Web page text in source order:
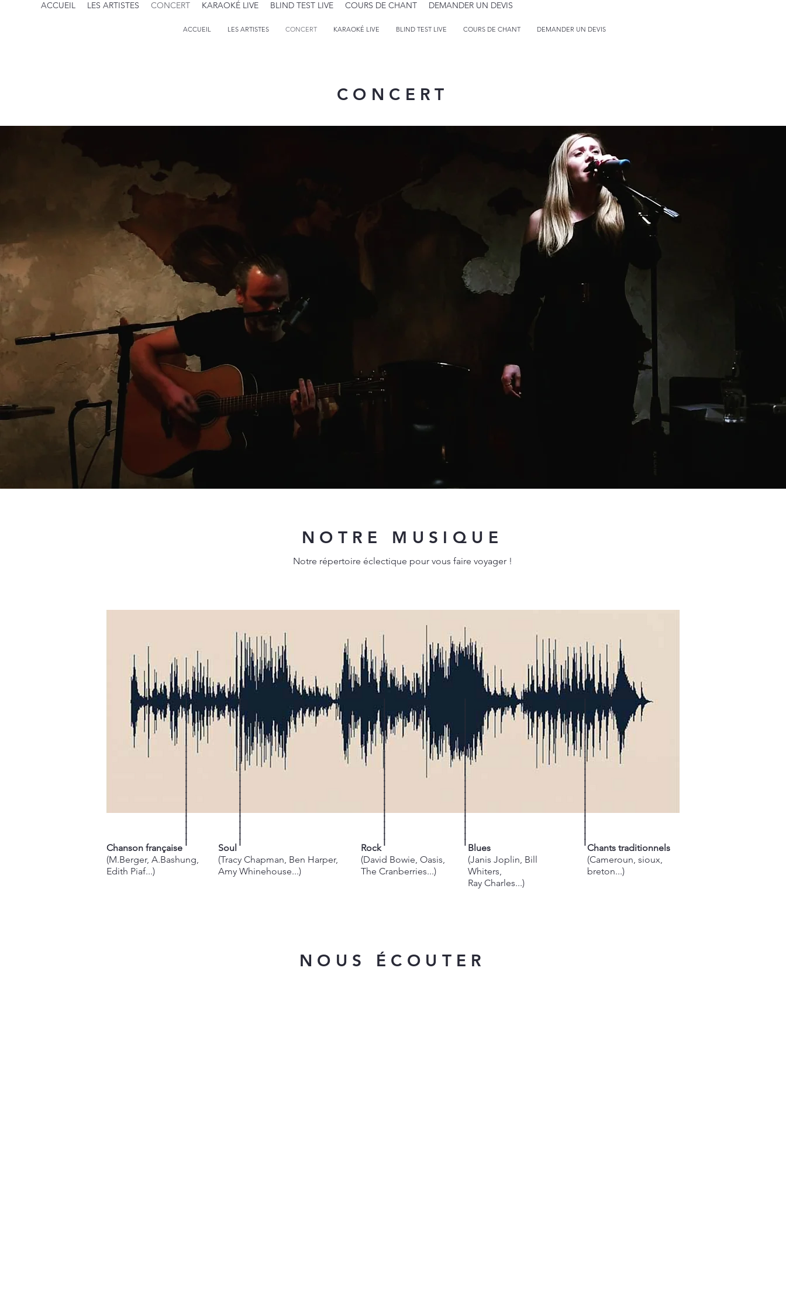
ACCUEIL LES ARTISTES CONCERT KARAOKÉ LIVE BLIND TEST LIVE COURS DE CHANT DEMANDER UN DEVIS
CONCERT
NOTRE MUSIQUE
Notre répertoire éclectique pour vous faire voyager !
Soul
(Tracy Chapman, Ben Harper,
Amy Whinehouse...)
I
I
I
I
I
I
I
I
I
I
I
I
I
I
I
I
I
I
I
I
I
I
I
Blues
(Janis Joplin, Bill
Whiters,
Ray Charles...)
Rock
(David Bowie, Oasis,
The Cranberries...)
Chants traditionnels
(Cameroun, sioux,
breton...)
Chanson française
(M.Berger, A.Bashung,
Edith Piaf...)
I
I
I
I
I
I
I
I
I
I
I
I
I
I
I
I
I
I
I
I
I
I
I
I
I
I
I
I
I
I
I
I
I
I
I
I
I
I
I
I
I
I
I
I
I
I
I
I
I
I
I
I
I
I
I
I
I
I
I
I
I
I
I
I
I
I
I
I
I
I
I
I
I
I
I
I
I
I
I
I
I
I
I
I
I
I
NOUS É CO UTER
ACCUEIL LES ARTISTES CONCERT KARAOKÉ LIVE BLIND TEST LIVE COURS DE CHANT DEMANDER UN DEVIS